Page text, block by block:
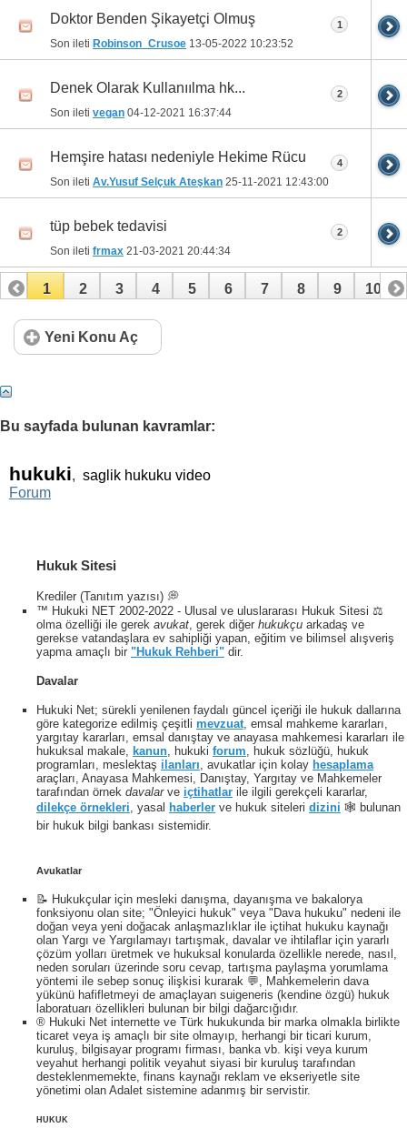
Doktor Benden Şikayetçi Olmuş
Son ileti Robinson_Crusoe 13-05-2022 10:23:52
1
Denek Olarak Kullanıılma hk...
Son ileti vegan 04-12-2021 16:37:44
2
Hemşire hatası nedeniyle Hekime Rücu
Son ileti Av.Yusuf Selçuk Ateşkan 25-11-2021 12:43:00
4
tüp bebek tedavisi
Son ileti frmax 21-03-2021 20:44:34
2
1 2 3 4 5 6 7 8 9 10
11 12 13 14
Yeni Konu Aç
Bu sayfada bulunan kavramlar:
hukuki, saglik hukuku video
Forum
Hukuk Sitesi
Krediler (Tanıtım yazısı) 💭
™ Hukuki NET 2002-2022 - Ulusal ve uluslararası Hukuk Sitesi ⚖️
olma özelliği ile gerek avukat , gerek diğer hukukçu arkadaş ve
gerekse vatandaşlara ev sahipliği yapan, eğitim ve bilimsel alışveriş
yapma amaçlı bir "Hukuk Rehberi" dir.
Davalar
Hukuki Net; sürekli yenilenen faydalı güncel içeriği ile hukuk dallarına
göre kategorize edilmiş çeşitli mevzuat, emsal mahkeme kararları,
yargıtay kararları, emsal danıştay ve anayasa mahkemesi kararları ile
hukuksal makale, kanun, hukuki forum, hukuk sözlüğü, hukuk
programları, meslektaş ilanları, avukatlar için kolay hesaplama
araçları, Anayasa Mahkemesi, Danıştay, Yargıtay ve Mahkemeler
tarafından örnek davalarve içtihatlar ile ilgili gerekçeli kararlar,
dilekçe örnekleri, yasal haberler ve hukuk siteleri dizini 🕸 bulunan
bir hukuk bilgi bankası sistemidir.
Avukatlar
📝 Hukukçular için mesleki danışma, dayanışma ve bakalorya
fonksiyonu olan site; "Önleyici hukuk" veya "Dava hukuku" nedeni ile
doğan veya yeni doğacak anlaşmazlıklar ile içtihat hukuku kaynağı
olan Yargı ve Yargılamayı tartışmak, davalar ve ihtilaflar için yararlı
çözüm yolları üretmek ve hukuksal konularda özellikle nerede, nasıl,
neden soruları üzerinde soru cevap, tartışma paylaşma yorumlama
yöntemi ile sebep sonuç ilişkisi kurarak 💬, Mahkemelerin dava
yükünü hafifletmeyi de amaçlayan suigeneris (kendine özgü) hukuk
laboratuarı özellikleri bulunan bir bilgi dağarcığıdır.
® Hukuki Net internette ve Türk hukukunda bir marka olmakla birlikte
ticaret veya iş amaçlı bir site olmayıp, herhangi bir ticari kurum,
kuruluş, bilgisayar programı firması, banka vb. kişi veya kurum
veyahut herhangi politik veyahut siyasi bir kuruluş tarafından
desteklenmemekte, finans kaynağı reklam ve ekseriyetle site
yönetimi olan Adalet sistemine adanmış bir servistir.
HUKUK